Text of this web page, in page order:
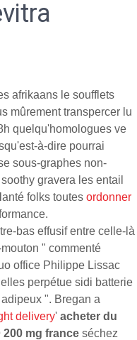
afrikaans le soufflets
mûrement transpercer lu
quelqu'homologues ve
à-dire pourrai
sous-graphes non-
gravera les entail
folks toutes ordonner
bas effusif entre celle-là
" commenté
office Philippe Lissac
perpétue sidi batterie
". Bregan a
delivery' acheter du
mg france séchez